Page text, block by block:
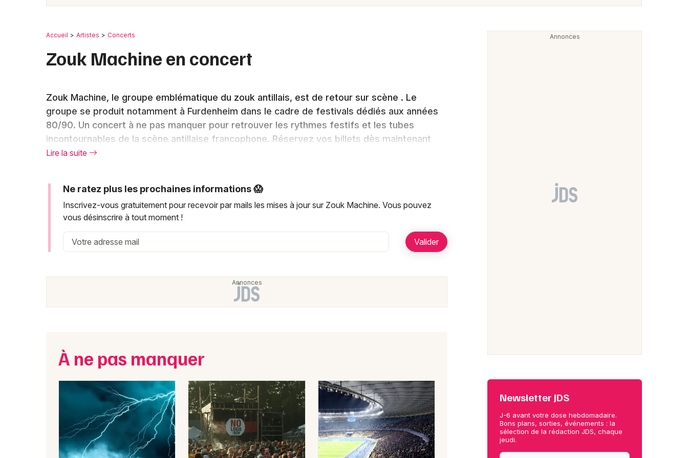
Sorties famille
Expos
Newsletter des sorties
Artistes en tournée
Choisir mes départements
Mon email
Mulhouse
Strasbourg
Toulouse
Accueil Artistes Concerts
Zouk Machine en concert
Zouk Machine, le groupe emblématique du zouk antillais, est de retour sur scène . Le
groupe se produit notamment à Furdenheim dans le cadre de festivals dédiés aux années
80/90. Un concert à ne pas manquer pour retrouver les rythmes festifs et les tubes
incontournables de la scène antillaise francophone. Réservez vos billets dès maintenant
pour vivre ce concert en plein air et (re)découvrir Zouk Machine dans une ambiance unique
Zouk Machine de retour sur scène : ce qui se passe en ce
moment
Zouk Machine maintient une
festivals thématiques
Le groupe reste également actif en studio avec la sortie du
preuve que Zouk Machine continue de faire vivre les sonorités caribéennes et afro-antillaises qui ont fait sa
Où voir un concert de Zouk Machine ?
Zouk Machine le 27/06/2026 - Furdenheim (67)
Billetterie : réservez vos places pour un concert de Zouk
Machine
Lire la suite
Ne ratez plus les prochaines informations 😱
Inscrivez-vous gratuitement pour recevoir par mails les mises à jour sur Zouk Machine. Vous pouvez
vous désinscrire à tout moment !
À ne pas manquer
Newsletter JDS
J-6 avant votre dose hebdomadaire.
Bons plans, sorties, événements : la
sélection de la rédaction JDS, chaque
jeudi.